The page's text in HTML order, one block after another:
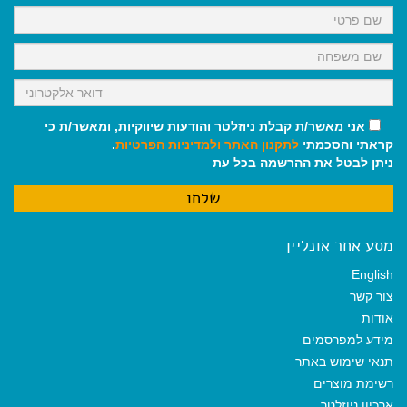
k
p
m
אני מאשר/ת קבלת ניוזלטר והודעות שיווקיות, ומאשר/ת כי
קראתי והסכמתי לתקנון האתר ולמדיניות הפרטיות.
ניתן לבטל את ההרשמה בכל עת
מסע אחר אונליין
English
צור קשר
אודות
מידע למפרסמים
תנאי שימוש באתר
רשימת מוצרים